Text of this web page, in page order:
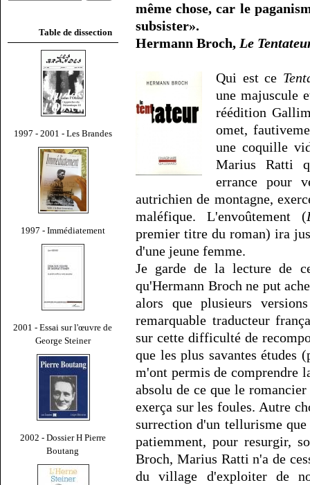
Table de dissection
1997 - 2001 - Les Brandes
1997 - Immédiatement
2001 - Essai sur l'œuvre de
George Steiner
2002 - Dossier H Pierre
Boutang
même chose, car le
subsister».
Hermann Broch, Le
Qui est ce
une majuscule
réédition
omet,
une coquille
Marius Ratti
errance pour
autrichien de montagne,
maléfique. L'envoûtement (
premier titre du roman) ira
d'une jeune femme.
Je garde de la lecture de
qu'Hermann Broch ne put
alors que plusieurs
remarquable traducteur
sur cette difficulté de
que les plus savantes études
m'ont permis de comprendre
absolu de ce que le
exerça sur les foules. Autre
surrection d'un tellurisme
patiemment, pour resurgir,
Broch, Marius Ratti n'a de
du village d'exploiter de